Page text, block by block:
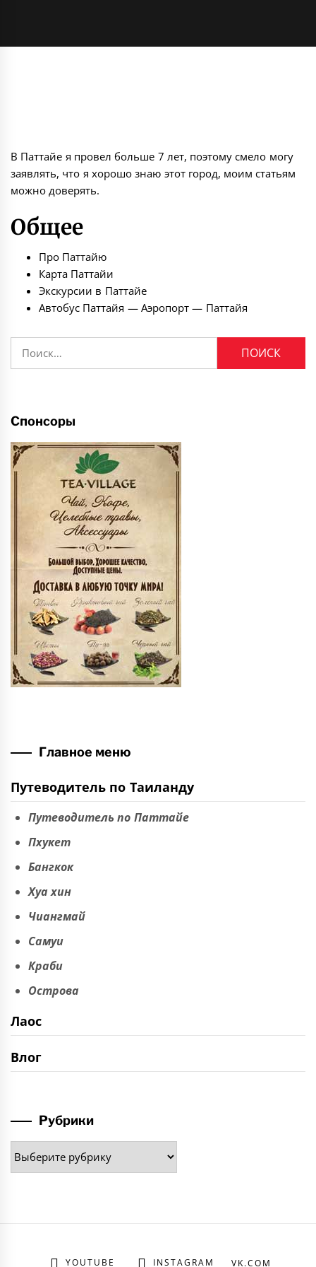
В Паттайе я провел больше 7 лет, поэтому смело могу
заявлять, что я хорошо знаю этот город, моим статьям
можно доверять.
Общее
Про Паттайю
Карта Паттайи
Экскурсии в Паттайе
Автобус Паттайя — Аэропорт — Паттайя
Найти:
Спонсоры
Главное меню
Путеводитель по Таиланду
Путеводитель по Паттайе
Пхукет
Бангкок
Хуа хин
Чиангмай
Самуи
Краби
Острова
Лаос
Влог
Рубрики
Рубрики
YOUTUBE INSTAGRAM VK.COM